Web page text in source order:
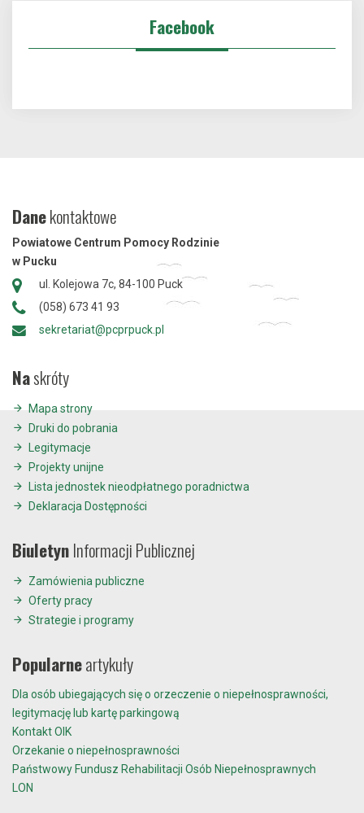
Facebook
Danekontaktowe
Powiatowe Centrum Pomocy Rodzinie
w Pucku
ul. Kolejowa 7c, 84-100 Puck
(058) 673 41 93
sekretariat@pcprpuck.pl
Naskróty
Mapa strony
Druki do pobrania
Legitymacje
Projekty unijne
Lista jednostek nieodpłatnego poradnictwa
Deklaracja Dostępności
BiuletynInformacji Publicznej
Zamówienia publiczne
Oferty pracy
Strategie i programy
Popularneartykuły
Dla osób ubiegających się o orzeczenie o niepełnosprawności,
legitymację lub kartę parkingową
Kontakt OIK
Orzekanie o niepełnosprawności
Państwowy Fundusz Rehabilitacji Osób Niepełnosprawnych
LON